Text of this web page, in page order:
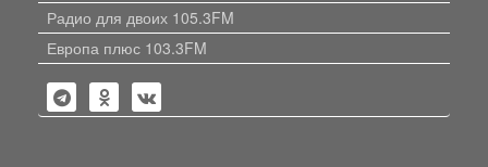
Радио для двоих 105.3FM
Европа плюс 103.3FM